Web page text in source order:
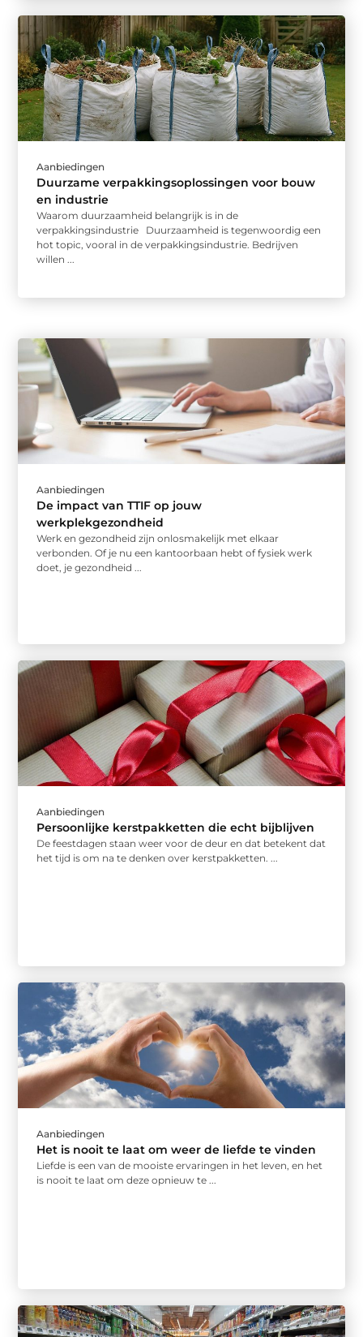
Aanbiedingen
Duurzame verpakkingsoplossingen voor bouw
en industrie
Waarom duurzaamheid belangrijk is in de
verpakkingsindustrie Duurzaamheid is tegenwoordig een
hot topic, vooral in de verpakkingsindustrie. Bedrijven
willen ...
Aanbiedingen
De impact van TTIF op jouw
werkplekgezondheid
Werk en gezondheid zijn onlosmakelijk met elkaar
verbonden. Of je nu een kantoorbaan hebt of fysiek werk
doet, je gezondheid ...
Aanbiedingen
Persoonlijke kerstpakketten die echt bijblijven
De feestdagen staan weer voor de deur en dat betekent dat
het tijd is om na te denken over kerstpakketten. ...
Aanbiedingen
Het is nooit te laat om weer de liefde te vinden
Liefde is een van de mooiste ervaringen in het leven, en het
is nooit te laat om deze opnieuw te ...